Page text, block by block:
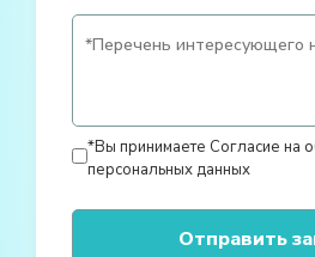
*Вы принимаете Согласие на
персональных данных